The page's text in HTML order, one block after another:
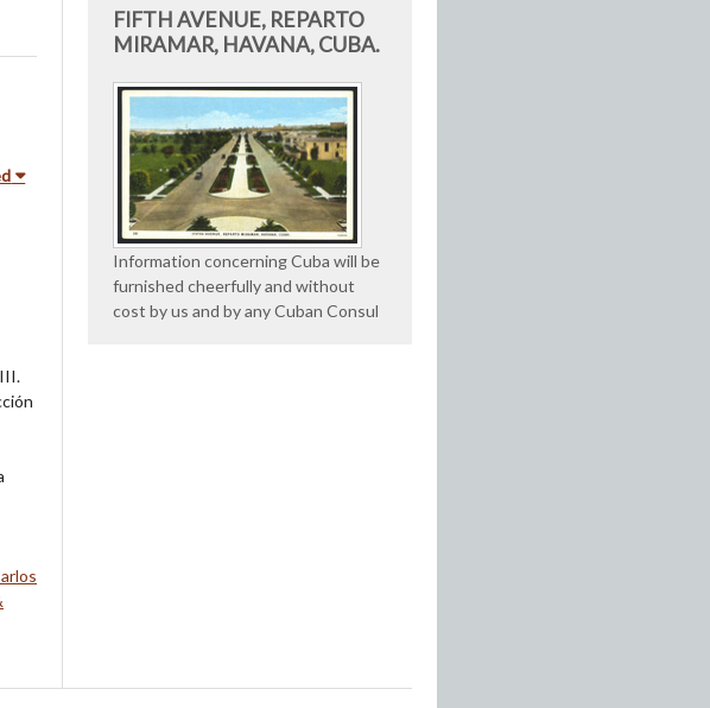
FIFTH AVENUE, REPARTO
MIRAMAR, HAVANA, CUBA.
Information concerning Cuba will be
furnished cheerfully and without
cost by us and by any Cuban Consul